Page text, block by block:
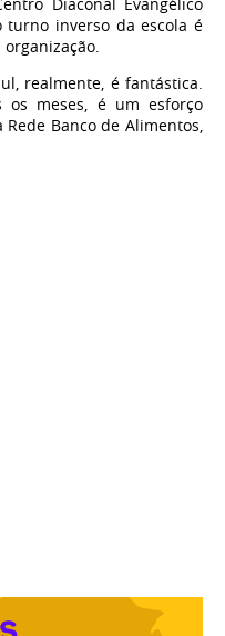
turno inverso da escola é
realmente, é fantástica.
os meses, é um esforço
Banco de Alimentos,